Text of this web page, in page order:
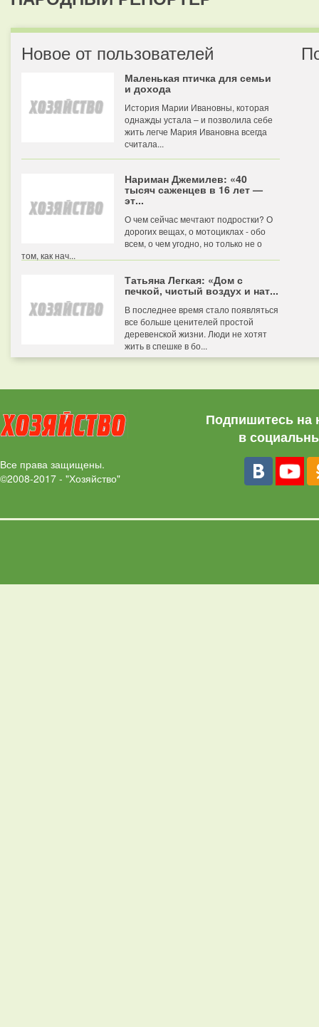
Новое от пользователей
Маленькая птичка для семьи
и дохода
История Марии Ивановны, которая
однажды устала – и позволила себе
жить легче Мария Ивановна всегда
считала...
Нариман Джемилев: «40
тысяч саженцев в 16 лет —
эт...
О чем сейчас мечтают подростки? О
дорогих вещах, о мотоциклах - обо
всем, о чем угодно, но только не о
том, как нач...
Татьяна Легкая: «Дом с
печкой, чистый воздух и нат...
В последнее время стало появляться
все больше ценителей простой
деревенской жизни. Люди не хотят
жить в спешке в бо...
Все права защищены.
©2008-2017 - "Хозяйство"
Подпишитесь на
в